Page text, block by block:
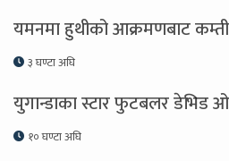
यमनमा हुथीको आक्रमणबाट
३ घण्टा अघि
युगान्डाका स्टार फुटबलर डेभिड
१० घण्टा अघि